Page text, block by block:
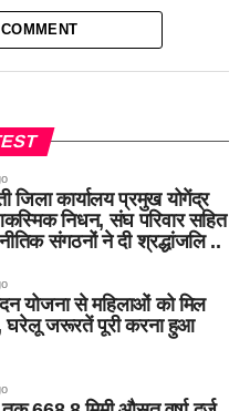
कार्यालय प्रमुख योगेंद्र
निधन, संघ परिवार सहित
संगठनों ने दी श्रद्धांजलि ..
योजना से महिलाओं को मिल
घरेलू जरूरतें पूरी करना हुआ